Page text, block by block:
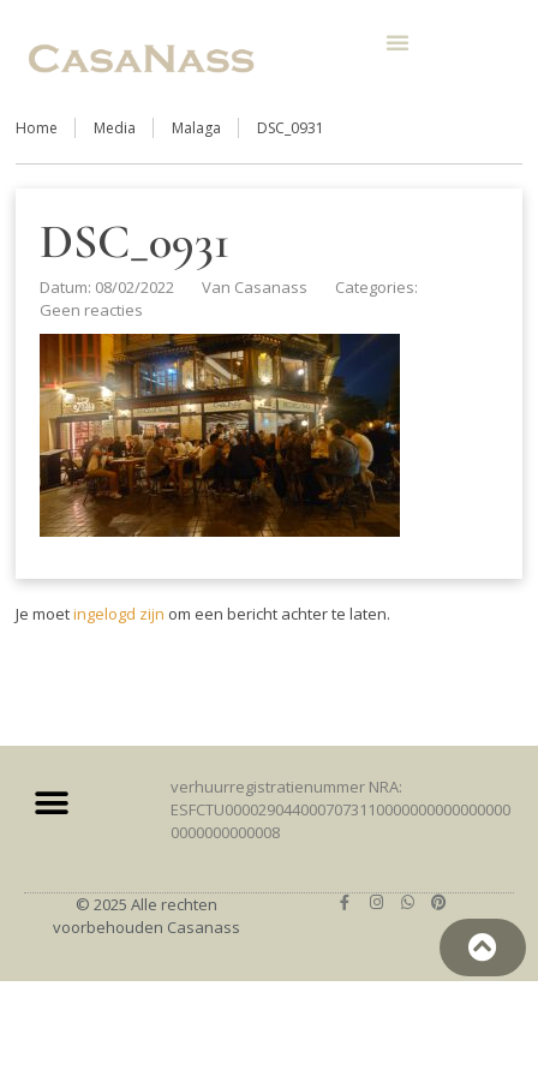
Home Media Malaga DSC_0931
DSC_0931
Datum: 08/02/2022 Van Casanass
Categories:
Geen reacties
Je moetingelogd zijn om een bericht achter te laten.
verhuurregistratienummer NRA:
ESFCTU0000290440007073110000000000000000
0000000000008
© 2025 Alle rechten
voorbehouden Casanass